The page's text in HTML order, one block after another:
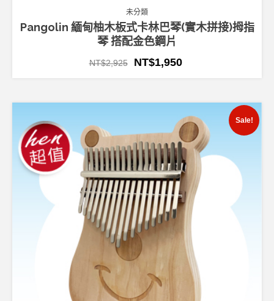
未分類
Pangolin 緬甸柚木板式卡林巴琴(實木拼接)拇指
琴 搭配金色鋼片
NT$2,925 NT$1,950
Sale!